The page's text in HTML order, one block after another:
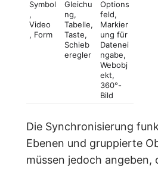
Symbol
,
Video
, Form
Gleichu
ng,
Tabelle,
Taste,
Schieb
eregler
Options
feld,
Markier
ung für
Datenei
ngabe,
Webobj
ekt,
360°-
Bild
Die Synchronisierung
Ebenen und gruppierte
müssen jedoch angeben,